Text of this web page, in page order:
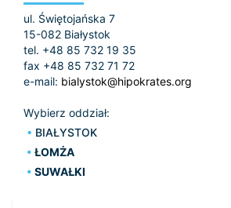
ul. Świętojańska 7
15-082 Białystok
tel. +48 85 732 19 35
fax +48 85 732 71 72
e-mail: bialystok@hipokrates.org
Wybierz oddział:
BIAŁYSTOK
ŁOMŻA
SUWAŁKI